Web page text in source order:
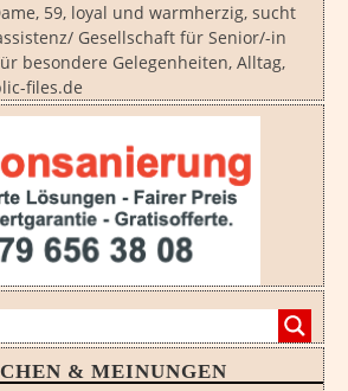
59, loyal und warmherzig, sucht
Gesellschaft für Senior/-in
besondere Gelegenheiten, Alltag,
files.de
& MEINUNGEN